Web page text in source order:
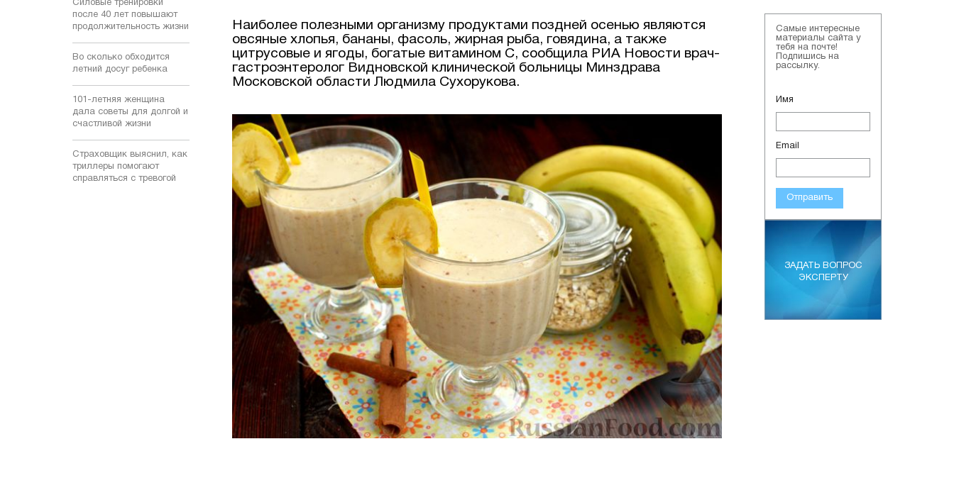
Силовые тренировки
после 40 лет повышают
продолжительность жизни
Во сколько обходится
летний досуг ребенка
101-летняя женщина
дала советы для долгой и
счастливой жизни
Страховщик выяснил, как
триллеры помогают
справляться с тревогой
Наиболее полезными организму продуктами поздней осенью являются
овсяные хлопья, бананы, фасоль, жирная рыба, говядина, а также
цитрусовые и ягоды, богатые витамином С, сообщила РИА Новости врач-
гастроэнтеролог Видновской клинической больницы Минздрава
Московской области Людмила Сухорукова.
Самые интересные
материалы сайта у
тебя на почте!
Подпишись на
рассылку.
Имя
Email
Отправить
ЗАДАТЬ ВОПРОС
ЭКСПЕРТУ